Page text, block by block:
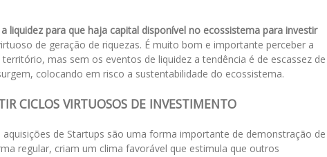
liquidez para que haja capital disponível no ecossistema para investir
de geração de riquezas. É muito bom e importante perceber a
mas sem os eventos de liquidez a tendência é de escassez de
colocando em risco a sustentabilidade do ecossistema.
CICLOS VIRTUOSOS DE INVESTIMENTO
de Startups são uma forma importante de demonstração de
regular, criam um clima favorável que estimula que outros